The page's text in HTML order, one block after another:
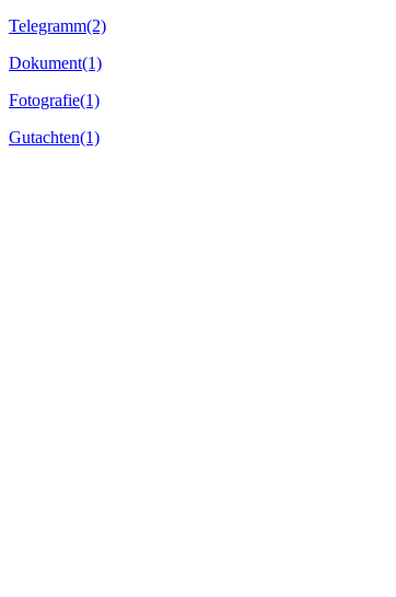
Telegramm(2)
Dokument(1)
Fotografie(1)
Gutachten(1)